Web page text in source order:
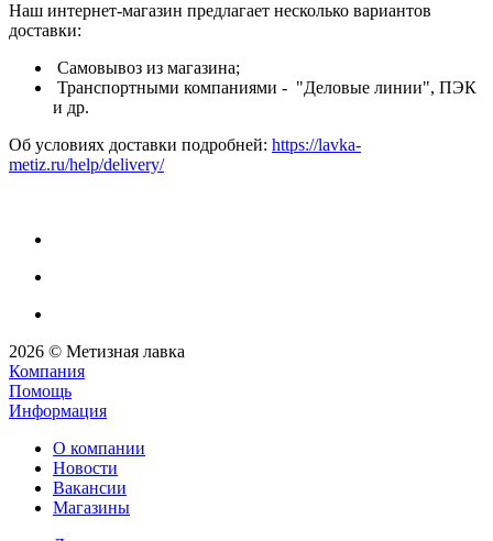
Наш интернет-магазин предлагает несколько вариантов
доставки:
Самовывоз из магазина;
Транспортными компаниями - "Деловые линии", ПЭК
и др.
Об условиях доставки подробней: https://lavka-
metiz.ru/help/delivery/
2026 © Метизная лавка
Компания
Помощь
Информация
О компании
Новости
Вакансии
Магазины